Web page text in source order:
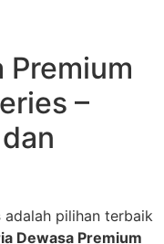
Premium
–
adalah pilihan terbaik
Dewasa Premium